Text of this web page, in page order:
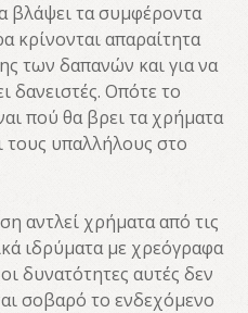
βλάψει τα συμφέροντα
κρίνονται απαραίτητα
των δαπανών και για να
δανειστές. Οπότε το
πού θα βρει τα χρήματα
υπαλλήλους στο
αντλεί χρήματα από τις
ιδρύματα με χρεόγραφα
δυνατότητες αυτές δεν
σοβαρό το ενδεχόμενο